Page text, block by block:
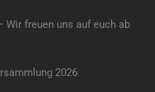
Wir freuen uns auf euch ab
2026